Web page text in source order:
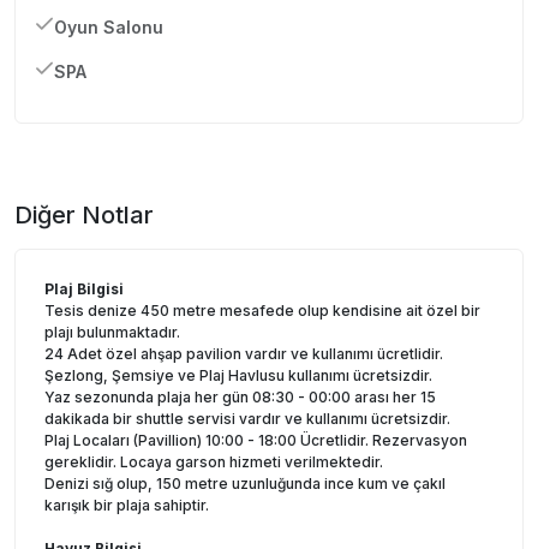
Oyun Salonu
SPA
Diğer Notlar
Plaj Bilgisi
Tesis denize 450 metre mesafede olup kendisine ait özel bir
plajı bulunmaktadır.
24 Adet özel ahşap pavilion vardır ve kullanımı ücretlidir.
Şezlong, Şemsiye ve Plaj Havlusu kullanımı ücretsizdir.
Yaz sezonunda plaja her gün 08:30 - 00:00 arası her 15
dakikada bir shuttle servisi vardır ve kullanımı ücretsizdir.
Plaj Locaları (Pavillion) 10:00 - 18:00 Ücretlidir. Rezervasyon
gereklidir. Locaya garson hizmeti verilmektedir.
Denizi sığ olup, 150 metre uzunluğunda ince kum ve çakıl
karışık bir plaja sahiptir.